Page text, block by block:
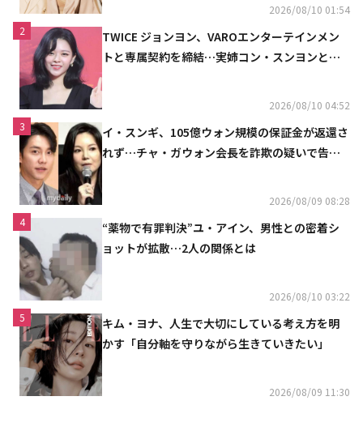
2026/08/10 01:54
2
TWICE ジョンヨン、VAROエンターテインメン
トと専属契約を締結…実姉コン・スンヨンと同
2026/08/10 04:52
3
イ・スンギ、105億ウォン規模の保証金が返還さ
れず…チャ・ガウォン会長を詐欺の疑いで告訴
2026/08/09 08:28
4
“薬物で有罪判決”ユ・アイン、男性との密着シ
ョットが拡散…2人の関係とは
2026/08/10 03:22
5
キム・ヨナ、人生で大切にしている考え方を明
かす「自分軸を守りながら生きていきたい」
2026/08/09 11:30